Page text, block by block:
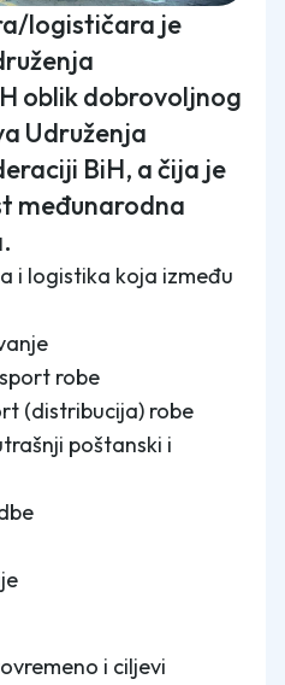
logističara je
oblik dobrovoljnog
Udruženja
BiH, a čija je
međunarodna
i logistika koja između
robe
(distribucija) robe
poštanski i
i ciljevi